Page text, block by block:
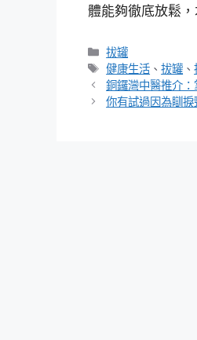
體能夠徹底放鬆
分
類
拔罐
標
籤
健康生活 、拔罐 、
銅鑼灣中醫推介：
你有試過因為瞓捩